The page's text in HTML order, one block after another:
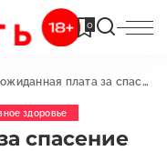
0
плата за спасение жизней: как успех терапии ВИЧ привел к всплеску сифилиса
здоровье
спасение